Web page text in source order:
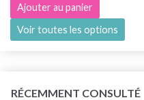
Ajouter au panier
Voir toutes les options
RÉCEMMENT CONSULTÉ